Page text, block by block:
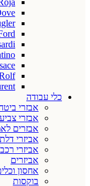
Roja
כלי עבודה
אבזרי
אבזרי
אבזרים
אביזרי דלת
אביזרי רכב
אביזרים
אחסון
בוקסות